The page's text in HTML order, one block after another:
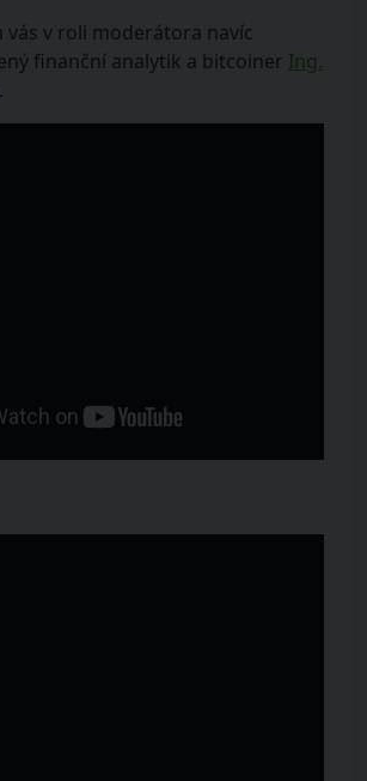
vás v roli moderátora navíc
finanční analytik a bitcoiner Ing.
.